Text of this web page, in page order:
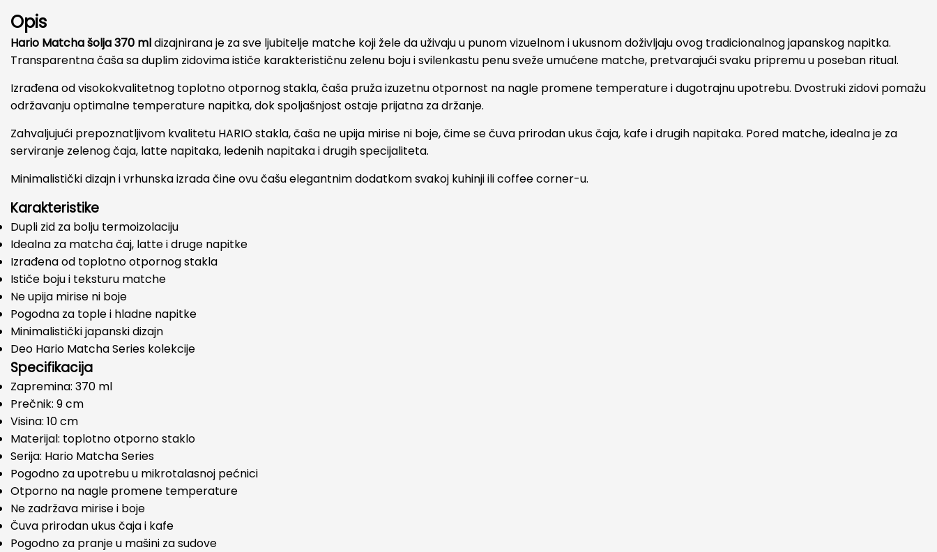
Opis
Hario Matcha šolja 370 mldizajnirana je za sve ljubitelje matche koji žele da uživaju u punom vizuelnom i ukusnom doživljaju ovog tradicionalnog japanskog napitka.
Transparentna čaša sa duplim zidovima ističe karakterističnu zelenu boju i svilenkastu penu sveže umućene matche, pretvarajući svaku pripremu u poseban ritual.
Izrađena od visokokvalitetnog toplotno otpornog stakla, čaša pruža izuzetnu otpornost na nagle promene temperature i dugotrajnu upotrebu. Dvostruki zidovi pomažu
održavanju optimalne temperature napitka, dok spoljašnjost ostaje prijatna za držanje.
Zahvaljujući prepoznatljivom kvalitetu HARIO stakla, čaša ne upija mirise ni boje, čime se čuva prirodan ukus čaja, kafe i drugih napitaka. Pored matche, idealna je za
serviranje zelenog čaja, latte napitaka, ledenih napitaka i drugih specijaliteta.
Minimalistički dizajn i vrhunska izrada čine ovu čašu elegantnim dodatkom svakoj kuhinji ili coffee corner-u.
Karakteristike
Dupli zid za bolju termoizolaciju
Idealna za matcha čaj, latte i druge napitke
Izrađena od toplotno otpornog stakla
Ističe boju i teksturu matche
Ne upija mirise ni boje
Pogodna za tople i hladne napitke
Minimalistički japanski dizajn
Deo Hario Matcha Series kolekcije
Specifikacija
Zapremina: 370 ml
Prečnik: 9 cm
Visina: 10 cm
Materijal: toplotno otporno staklo
Serija: Hario Matcha Series
Pogodno za upotrebu u mikrotalasnoj pećnici
Otporno na nagle promene temperature
Ne zadržava mirise i boje
Čuva prirodan ukus čaja i kafe
Pogodno za pranje u mašini za sudove